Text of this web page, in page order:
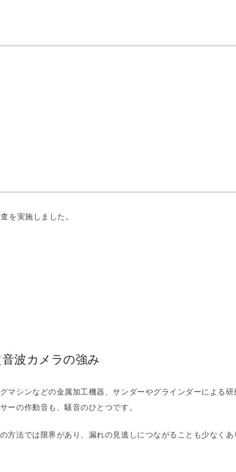
を実施しました。
波カメラの強み
シンなどの金属加工機器、サンダーやグラインダーによる研
ーの作動音も、騒音のひとつです。
方法では限界があり、漏れの見逃しにつながることも少なくあ